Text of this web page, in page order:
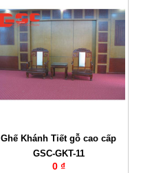
Ghế Khánh Tiết gỗ cao cấp
GSC-GKT-11
0 ₫